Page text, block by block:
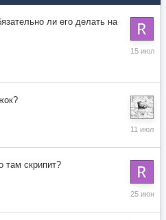
ли его делать на
15
11
там скрипит?
25